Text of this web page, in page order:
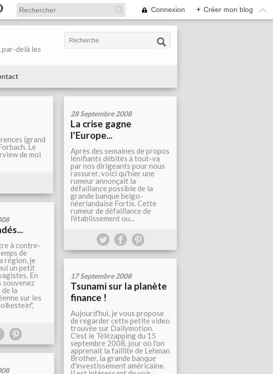
Connexion + Créer mon blog
delà les
(grand
Le
de moi
28 Septembre 2008
La crise gagne
l'Europe...
Après des semaines de propos
lénifiants débités à tout-va
par nos dirigeants pour nous
rassurer, voici qu'hier une
rumeur annonçait la
défaillance possible de la
grande banque belgo-
néerlandaise Fortis. Cette
rumeur de défaillance de
l'établissement ou...
à contre-
de
région, je
un petit
En
souvenez
la
sur les
17 Septembre 2008
Tsunami sur la planète
finance !
Aujourd'hui, je vous propose
de regarder cette petite video
trouvée sur Dailymotion.
C'est le Télézapping du 15
septembre 2008, jour où l'on
apprenait la faillite de Lehman
Brother, la grande banque
d'investissement américaine.